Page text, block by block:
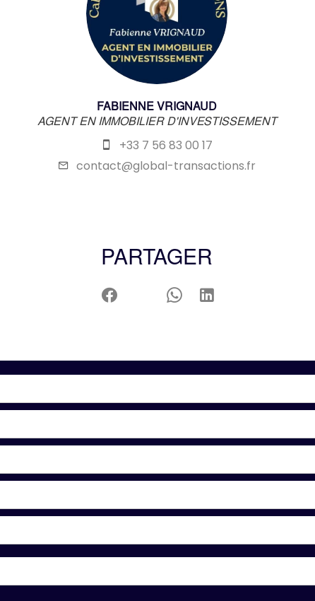
FABIENNE VRIGNAUD
AGENT EN IMMOBILIER D'INVESTISSEMENT
+33 7 56 83 00 17
contact@global-transactions.fr
PARTAGER